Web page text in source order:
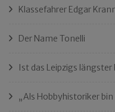
Klassefahrer Edgar
Der Name Tonelli
Ist das Leipzigs längster
„Als Hobbyhistoriker bin